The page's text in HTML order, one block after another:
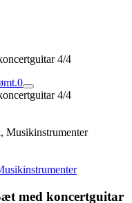
4/4
0
4/4
Musikinstrumenter
med koncertguitar